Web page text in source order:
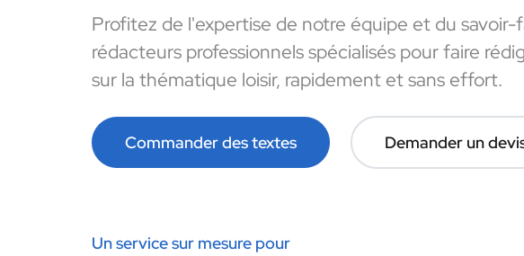
Profitez de l'expertise de notre équipe et du savoir-
rédacteurs professionnels spécialisés pour faire
sur la thématique loisir, rapidement et sans effort.
Commander des textes Demander un
Un service sur mesure pour